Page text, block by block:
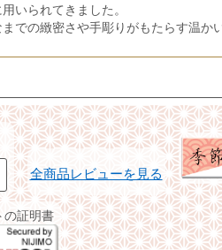
いられてきました。
での緻密さや手彫りがもたらす温か
全商品レビューを見る
の証明書